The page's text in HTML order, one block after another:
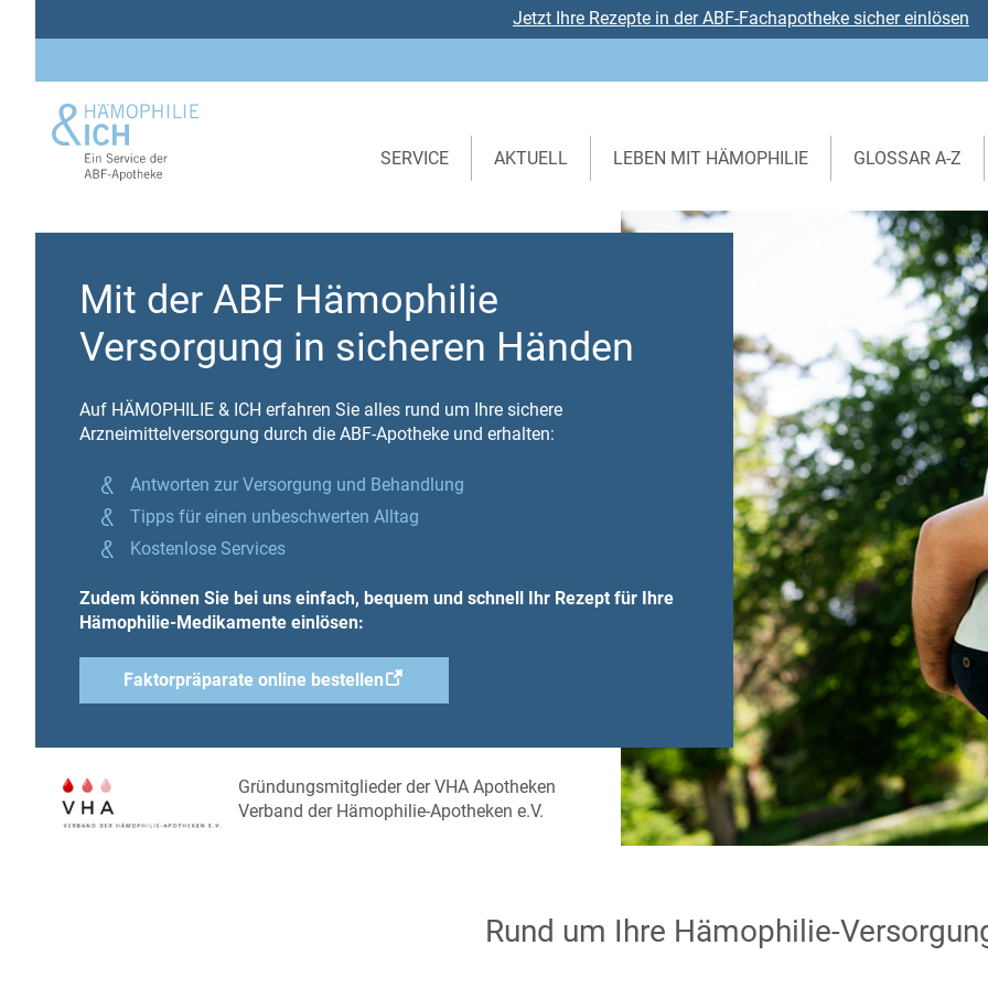
Jetzt Ihre Rezepte in der ABF-Fachapotheke sicher einlösen
SERVICE AKTUELL LEBEN MIT HÄMOPHILIE GLOSSAR A-Z
Hämophilie HÄMOPHILIE & ICH
Mit der ABF Hämophilie
Versorgung in sicheren Händen
Auf HÄMOPHILIE & ICH erfahren Sie alles rund um Ihre sichere
Arzneimittelversorgung durch die ABF-Apotheke und erhalten:
Antworten zur Versorgung und Behandlung
Tipps für einen unbeschwerten Alltag
Kostenlose Services
Zudem können Sie bei uns einfach, bequem und schnell Ihr Rezept für Ihre
Hämophilie-Medikamente einlösen:
Faktorpräparate online bestellen
Gründungsmitglieder der VHA Apotheken
Verband der Hämophilie-Apotheken e.V.
Rund um Ihre Hämophilie-